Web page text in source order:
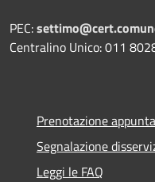
PEC:
Centralino Unico: 011
Prenotazione
Segnalazione
Leggi le FAQ